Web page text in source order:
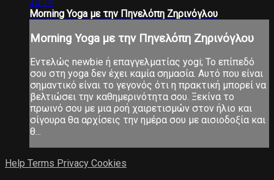
Morning Yoga με την Πηνελόπη Ζηρινόγλου
Morning Yoga με την Πηνελόπη Ζηρινόγλου
Εντελώς newbie ή επαγγελματίας yogi; Το επίπεδό
σου στη yoga δεν έχει καμία σημασία. Αυτό που είναι
σημαντικό είναι το γεγονός ότι η πρακτική μπορεί να
βελτιώσει την καθημερινότητα σου. Ξεκίνα το
πρωινό σου με μια ροή χαιρετισμών στον ήλιο και
σίγουρα θα αρχίσεις την ημέρα σου με αισιοδοξία και
θ...
Help Terms Privacy Cookies